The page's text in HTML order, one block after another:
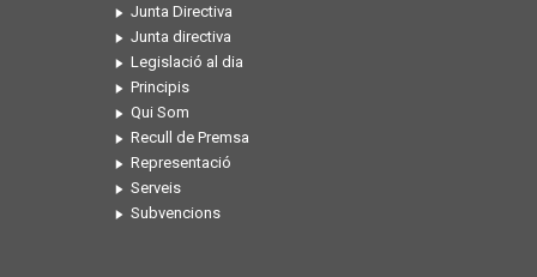
Junta Directiva
Junta directiva
Legislació al dia
Principis
Qui Som
Recull de Premsa
Representació
Serveis
Subvencions